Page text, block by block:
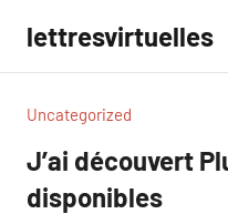
contenu
lettresvirtuelles
Uncategorized
J’ai découvert
disponibles